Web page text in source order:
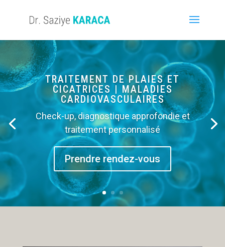
TRAITEMENT DE PLAIES ET
CICATRICES | MALADIES
CARDIOVASCULAIRES
Check-up, diagnostique approfondie et
traitement personnalisé
Prendre rendez-vous